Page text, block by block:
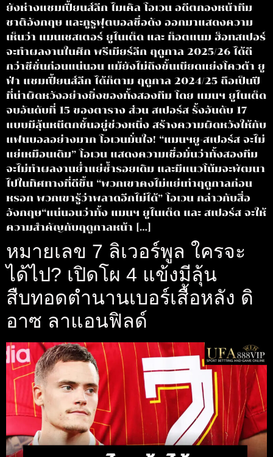
ยังห่างแชมเปี้ยนส์ลีก ไมเคิล โอเวน อดีตกองหน้าทีม
ชาติอังกฤษ และกูรูฟุตบอลชื่อดัง ออกมาแสดงความ
เห็นว่า แมนเชสเตอร์ ยูไนเต็ด และ ท็อตแนม ฮ็อทสเปอร์
จะทำผลงานในศึก พรีเมียร์ลีก ฤดูกาล 2025/26 ได้ดี
กว่าซีซั่นก่อนแน่นอน แม้ยังไม่ถึงขั้นเบียดแย่งโควต้า ยู
ฟ่า แชมเปี้ยนส์ลีก ได้ก็ตาม ฤดูกาล 2024/25 ถือเป็นปี
ที่น่าผิดหวังอย่างยิ่งของทั้งสองทีม โดย แมนฯ ยูไนเต็ด
จบอันดับที่ 15 ของตาราง ส่วน สเปอร์ส รั้งอันดับ 17
แบบมีลุ้นหนีตกชั้นอยู่ช่วงหนึ่ง สร้างความผิดหวังให้กับ
แฟนบอลอย่างมาก โอเวนมั่นใจ! “แมนฯยู-สเปอร์ส จะไม่
แย่เหมือนเดิม” โอเวน แสดงความเชื่อมั่นว่าทั้งสองทีม
จะไม่ทำผลงานย่ำแย่ซ้ำรอยเดิม และมีแนวโน้มจะพัฒนา
ไปในทิศทางที่ดีขึ้น “พวกเขาคงไม่แย่เท่าฤดูกาลก่อน
หรอก พวกเขารู้ว่าพลาดอีกไม่ได้” โอเวน กล่าวกับสื่อ
อังกฤษ“แน่นอนว่าทั้ง แมนฯ ยูไนเต็ด และ สเปอร์ส จะให้
ความสำคัญกับฤดูกาลหน้า […]
หมายเลข 7 ลิเวอร์พูล ใครจะ
ได้ไป? เปิดโผ 4 แข้งมีลุ้น
สืบทอดตำนานเบอร์เสื้อหลัง ดิ
อาซ ลาแอนฟิลด์